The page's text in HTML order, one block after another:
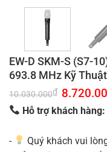
EW-D SKM-S (S7-
693.8 MHz Kỹ
10.030.000₫ Giá
gốc
là:
10.030.000₫.
Hỗ trợ khách hàng:
-
Quý khách vui